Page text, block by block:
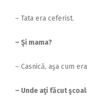
– Tata era ceferist.
– Şi mama?
– Casnică, aşa cum
– Unde aţi făcut